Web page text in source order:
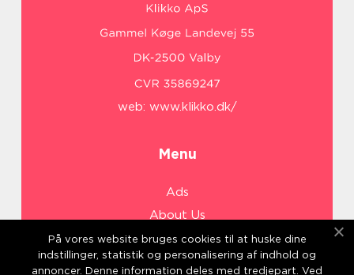
web: www.klikko.dk/
Menu
Ads
About Us
Cookies
Contact
På vores website bruges cookies til at huske dine
indstillinger, statistik og personalisering af indhold og
annoncer. Denne information deles med tredjepart. Ved